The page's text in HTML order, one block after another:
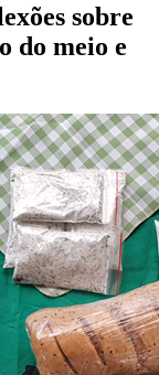
sobre
do meio e